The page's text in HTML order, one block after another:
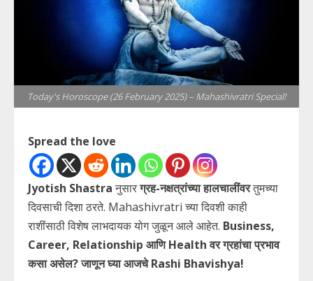
Today's Horoscope (26 February 2025) – Mahashivratri Special!
Spread the love
Jyotish Shastraनुसारग्रह-नक्षत्रांच्या हालचालींवरतुमच्या
दिवसाची दिशा ठरते. Mahashivratri च्या दिवशी काही
राशींसाठी विशेष लाभदायक योग जुळून आले आहेत. Business,
Career, Relationship आणि Health वर ग्रहांचा प्रभाव
कसा असेल? जाणून घ्या आजचे Rashi Bhavishya!